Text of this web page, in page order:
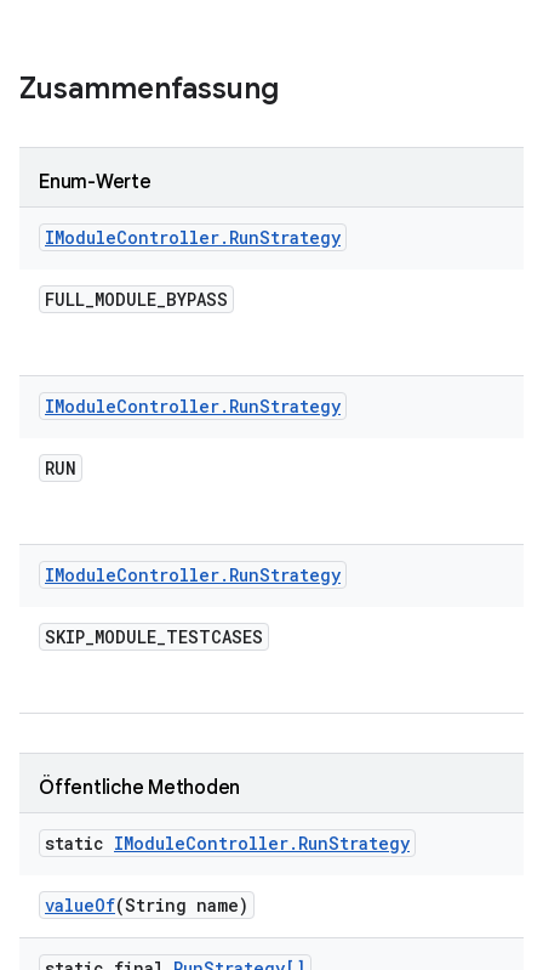
Zusammenfassung
Enum-Werte
IModuleController. RunStrategy
FULL_MODULE_BYPASS
IModuleController. RunStrategy
RUN
IModuleController. RunStrategy
SKIP_MODULE_TESTCASES
Öffentliche Methoden
static IModuleController. RunStrategy
valueOf(String name)